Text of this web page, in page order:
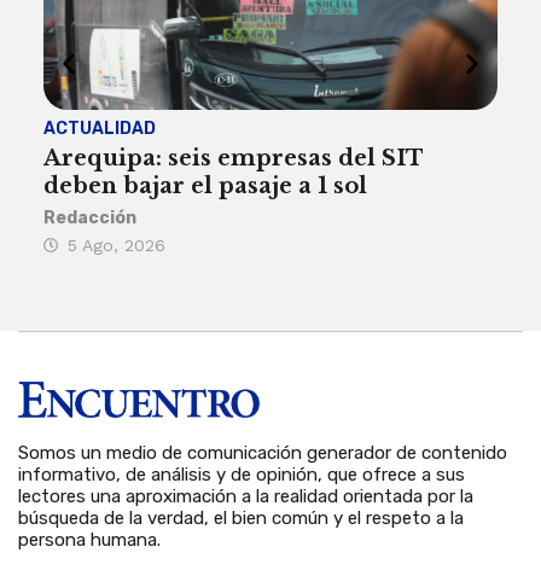
ACTUALIDAD
Arequipa: seis empresas del SIT
deben bajar el pasaje a 1 sol
Redacción
5 Ago, 2026
Somos un medio de comunicación generador de contenido
informativo, de análisis y de opinión, que ofrece a sus
lectores una aproximación a la realidad orientada por la
búsqueda de la verdad, el bien común y el respeto a la
persona humana.